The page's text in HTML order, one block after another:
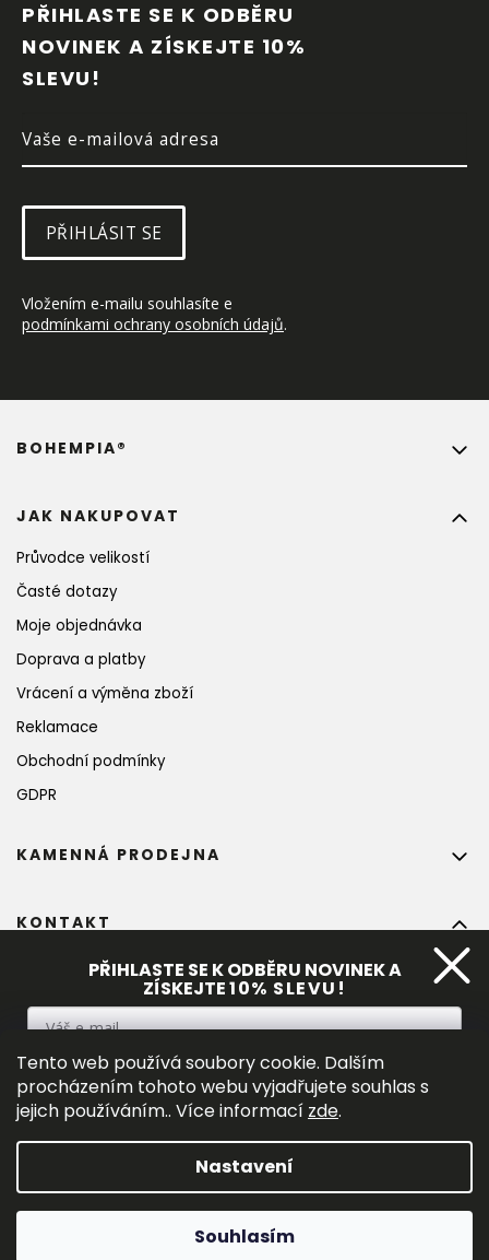
Tento web používá soubory cookie. Dalším
procházením tohoto webu vyjadřujete souhlas s
jejich používáním.. Více informací zde.
Nastavení
Souhlasím
PŘIHLASTE SE K ODBĚRU
NOVINEK A ZÍSKEJTE 10%
SLEVU!
PŘIHLÁSIT SE
Vložením e-mailu souhlasíte e
podmínkami ochrany osobních údajů.
JAK NAKUPOVAT
Průvodce velikostí
Časté dotazy
Moje objednávka
Doprava a platby
Vrácení a výměna zboží
Reklamace
Obchodní podmínky
GDPR
BOHEMPIA®
KONTAKT
bohempia.com
+420 773 475 559
KAMENNÁ PRODEJNA
Bohempia ®. Všechna práva vyhrazena.
PŘIHLASTE SE K ODBĚRU NOVINEK A
ZÍSKEJTE10% SLEVU!
PŘIHLÁSIT SE
Vložením e-mialu souhlasíte s podmínkami ochrany osobních